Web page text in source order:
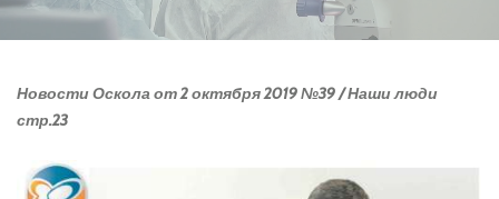
Новости Оскола от 2 октября 2019 №39 / Наши люди
стр.23